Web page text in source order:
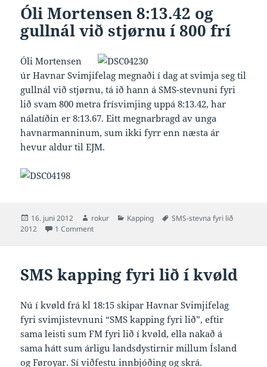
Óli Mortensen 8:13.42 og
gullnál við stjørnu í 800 frí
Óli Mortensen
úr Havnar Svimjifelag megnaði í dag at svimja seg til
gullnál við stjørnu, tá ið hann á SMS-stevnuni fyri
lið svam 800 metra frísvimjing uppá 8:13.42, har
nálatíðin er 8:13.67. Eitt megnarbragd av unga
havnarmanninum, sum ikki fyrr enn næsta ár
hevur aldur til EJM.
Posted
on
16. juni 2012 Author
rokur Categories
Kapping Tags
SMS-stevna fyri lið
2012
1 Commenton Óli Mortensen 8:13.42 og gullnál við stjørnu í
SMS kapping fyri lið í kvøld
Nú í kvøld frá kl 18:15 skipar Havnar Svimjifelag
fyri svimjistevnuni “SMS kapping fyri lið”, eftir
sama leisti sum FM fyri lið í kvøld, ella nakað á
sama hátt sum árligu landsdystirnir millum Ísland
og Føroyar. Sí viðfestu innbjóðing og skrá.